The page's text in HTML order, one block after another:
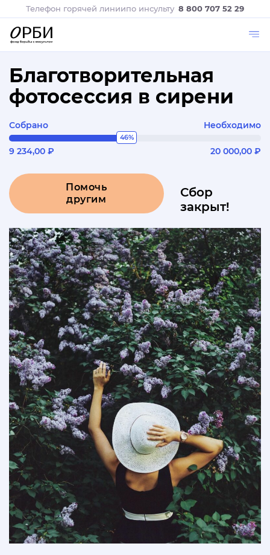
Телефон горячей линиипо инсульту 8 800 707 52 29
Благотворительная
фотосессия в сирени
Собрано Необходимо
46%
9 234,00 ₽ 20 000,00 ₽
Помочь
другим
Сбор
закрыт!